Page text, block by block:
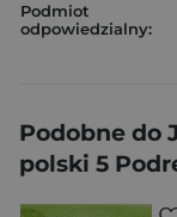
Podmiot
odpowiedzialny:
Podobne do
polski 5